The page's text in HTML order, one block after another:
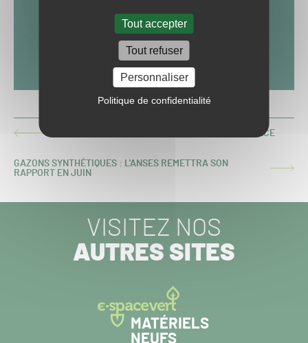
Tout accepter
Tout refuser
Personnaliser
Politique de confidentialité
ARTICLE UN NOUVEAU BIOSTIMULANT INTRODUIT EN FRANCE
ARTICLE
GAZONS SYNTHÉTIQUES : L'ANSES REMETTRA SON
RAPPORT EN JUIN
VISITEZ NOS
AUTRES SITES
MATÉRIELS
NEUFS